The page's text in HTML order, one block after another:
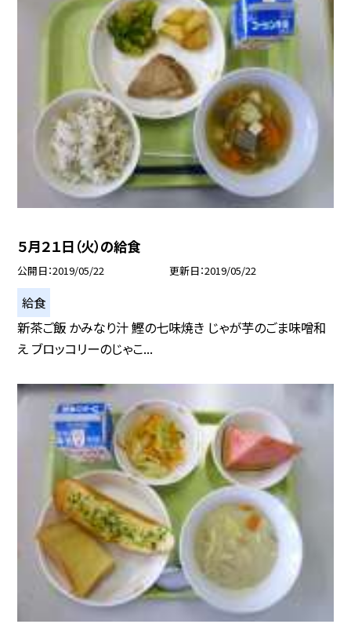
５月２１日（火）の給食
公開日 2019/05/22 更新日 2019/05/22
給食
新茶ご飯 かみなり汁 鰹の七味焼き じゃが芋のごま味噌和
え ブロッコリーのじゃこ...